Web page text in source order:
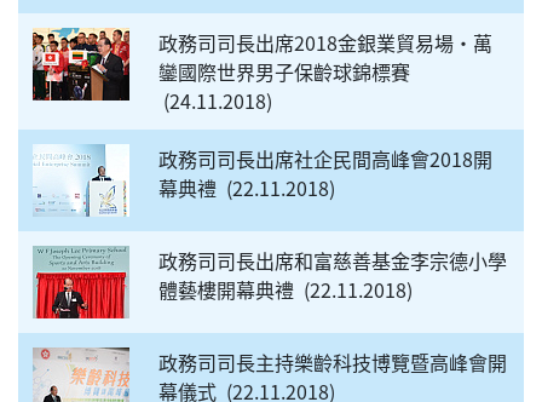
政務司司長出席2018金銀業貿易場‧萬
鑾國際世界男子保齡球錦標賽
24.11.2018
政務司司長出席社企民間高峰會2018開
幕典禮 22.11.2018
政務司司長出席和富慈善基金李宗德小學
體藝樓開幕典禮 22.11.2018
政務司司長主持樂齡科技博覽暨高峰會開
幕儀式 22.11.2018